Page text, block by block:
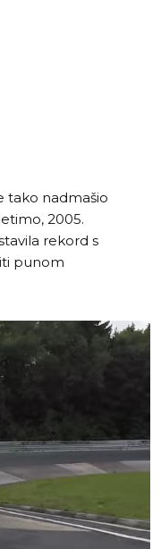
tako nadmašio
2005.
rekord s
punom